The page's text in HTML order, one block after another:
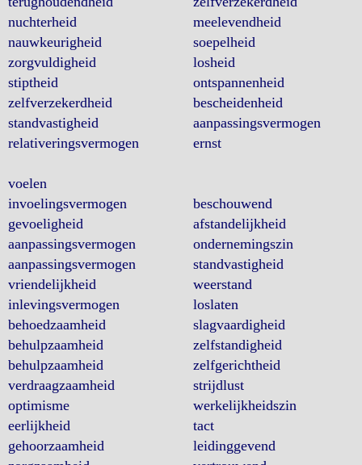
nuchterheid
nauwkeurigheid
zorgvuldigheid
stiptheid
zelfverzekerdheid
standvastigheid
relativeringsvermogen
voelen
invoelingsvermogen
gevoeligheid
aanpassingsvermogen
aanpassingsvermogen
vriendelijkheid
inlevingsvermogen
behoedzaamheid
behulpzaamheid
behulpzaamheid
verdraagzaamheid
optimisme
eerlijkheid
gehoorzaamheid
meelevendheid
soepelheid
losheid
ontspannenheid
bescheidenheid
aanpassingsvermogen
ernst
beschouwend
afstandelijkheid
ondernemingszin
standvastigheid
weerstand
loslaten
slagvaardigheid
zelfstandigheid
zelfgerichtheid
strijdlust
werkelijkheidszin
tact
leidinggevend